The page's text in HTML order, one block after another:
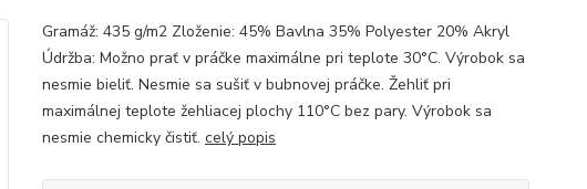
Gramáž: 435 g/m2 Zloženie: 45% Bavlna 35% Polyester 20% Akryl
Údržba: Možno prať v práčke maximálne pri teplote 30°C. Výrobok sa
nesmie bieliť. Nesmie sa sušiť v bubnovej práčke. Žehliť pri
maximálnej teplote žehliacej plochy 110°C bez pary. Výrobok sa
nesmie chemicky čistiť. celý popis